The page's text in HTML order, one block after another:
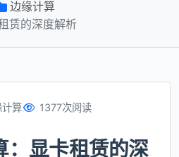
边缘计算
赁的深度解析
算 1377次阅读
：显卡租赁的深